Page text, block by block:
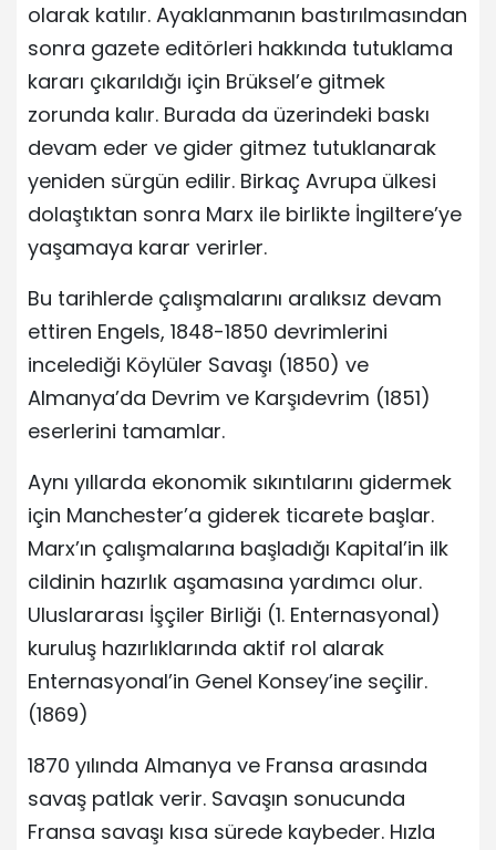
olarak katılır. Ayaklanmanın bastırılmasından
sonra gazete editörleri hakkında tutuklama
kararı çıkarıldığı için Brüksel’e gitmek
zorunda kalır. Burada da üzerindeki baskı
devam eder ve gider gitmez tutuklanarak
yeniden sürgün edilir. Birkaç Avrupa ülkesi
dolaştıktan sonra Marx ile birlikte İngiltere’ye
yaşamaya karar verirler.
Bu tarihlerde çalışmalarını aralıksız devam
ettiren Engels, 1848-1850 devrimlerini
incelediği Köylüler Savaşı (1850) ve
Almanya’da Devrim ve Karşıdevrim (1851)
eserlerini tamamlar.
Aynı yıllarda ekonomik sıkıntılarını gidermek
için Manchester’a giderek ticarete başlar.
Marx’ın çalışmalarına başladığı Kapital’in ilk
cildinin hazırlık aşamasına yardımcı olur.
Uluslararası İşçiler Birliği (1. Enternasyonal)
kuruluş hazırlıklarında aktif rol alarak
Enternasyonal’in Genel Konsey’ine seçilir.
(1869)
1870 yılında Almanya ve Fransa arasında
savaş patlak verir. Savaşın sonucunda
Fransa savaşı kısa sürede kaybeder. Hızla